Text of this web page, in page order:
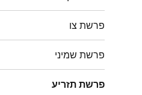
פרשת צו
פרשת שמיני
פרשת תזריע